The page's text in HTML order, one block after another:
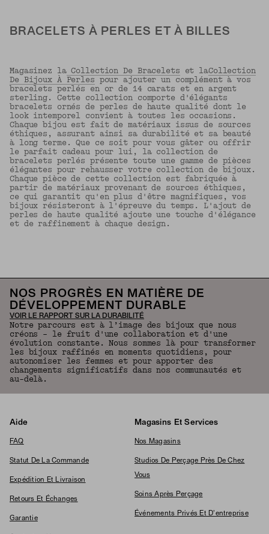
BRACELETS À PERLES ET À BILLES
Magasinez laCollection De Bracelets et laCollection
De Bijoux À Perles pour ajouter un complément à vos
bracelets perlés en or de 14 carats et en argent
sterling. Cette collection comporte d'élégants
bracelets ornés de perles de haute qualité dont le
look intemporel convient à toutes les occasions.
Chaque bijou est fait de matériaux issus de sources
éthiques, assurant ainsi sa durabilité et sa beauté
à long terme. Que ce soit pour vous gâter ou offrir
le parfait cadeau pour lui, la collection de
bracelets perlés présente toute une gamme de pièces
élégantes pour rehausser votre collection de bijoux.
Chaque pièce de cette collection est fabriquée à
partir de matériaux provenant de sources éthiques,
ce qui garantit qu'en plus d'être magnifiques, vos
bijoux résisteront à l'épreuve du temps. L'ajout de
perles de haute qualité ajoute une touche d'élégance
et de raffinement à chaque design.
NOS PROGRÈS EN MATIÈRE DE
DÉVELOPPEMENT DURABLE
VOIR LE RAPPORT SUR LA DURABILITÉ
Notre parcours est à l’image des bijoux que nous
créons – le fruit d'une collaboration et d'une
évolution constante. Nous sommes là pour transformer
les bijoux raffinés en moments quotidiens, pour
autonomiser les femmes et pour apporter des
changements significatifs dans nos communautés et
au-delà.
Aide
FAQ
Statut De La Commande
Expédition Et Livraison
Retours Et Échanges
Garantie
Magasins Et Services
Nos Magasins
Studios De Perçage Près De Chez
Vous
Soins Après Perçage
Événements Privés Et D'entreprise